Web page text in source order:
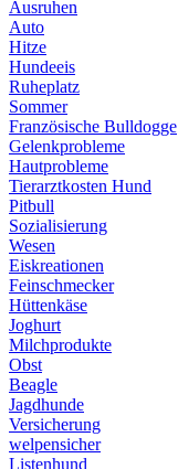
Ausruhen
Auto
Hitze
Hundeeis
Ruheplatz
Sommer
Französische Bulldogge
Gelenkprobleme
Hautprobleme
Tierarztkosten Hund
Pitbull
Sozialisierung
Wesen
Eiskreationen
Feinschmecker
Hüttenkäse
Joghurt
Milchprodukte
Obst
Beagle
Jagdhunde
Versicherung
welpensicher
Listenhund